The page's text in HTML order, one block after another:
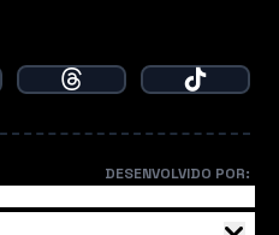
DESENVOLVIDO POR: